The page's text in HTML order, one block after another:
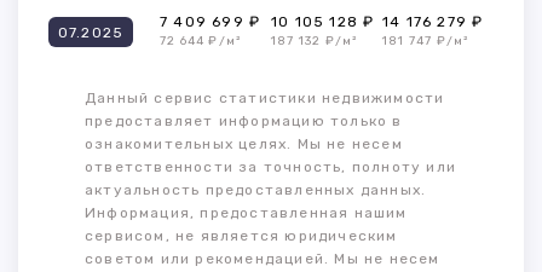
07.2025
7 409 699 ₽
72 644 ₽/м²
10 105 128 ₽
187 132 ₽/м²
14 176 279 ₽
181 747 ₽/м²
Данный сервис статистики недвижимости
предоставляет информацию только в
ознакомительных целях. Мы не несем
ответственности за точность, полноту или
актуальность предоставленных данных.
Информация, предоставленная нашим
сервисом, не является юридическим
советом или рекомендацией. Мы не несем